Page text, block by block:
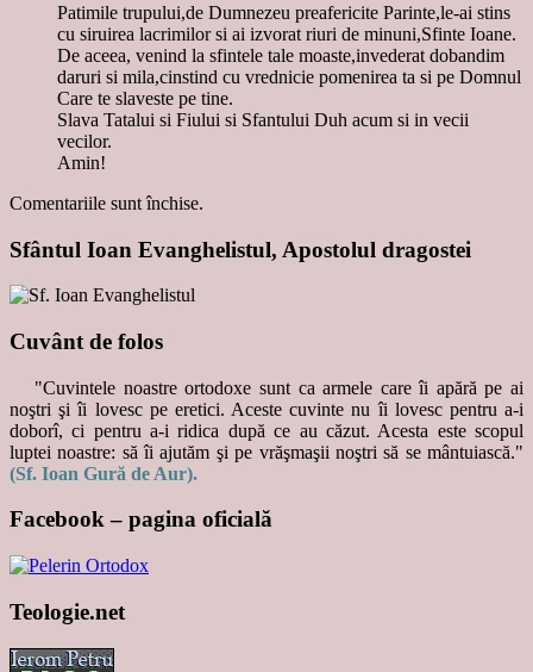
Patimile trupului,de Dumnezeu preafericite Parinte,le-ai stins
cu siruirea lacrimilor si ai izvorat riuri de minuni,Sfinte Ioane.
De aceea, venind la sfintele tale moaste,invederat dobandim
daruri si mila,cinstind cu vrednicie pomenirea ta si pe Domnul
Care te slaveste pe tine.
Slava Tatalui si Fiului si Sfantului Duh acum si in vecii
vecilor.
Amin!
Comentariile sunt închise.
Sfântul Ioan Evanghelistul, Apostolul dragostei
Cuvânt de folos
"Cuvintele noastre ortodoxe sunt ca armele care îi apără pe ai
noştri şi îi lovesc pe eretici. Aceste cuvinte nu îi lovesc pentru a-i
doborî, ci pentru a-i ridica după ce au căzut. Acesta este scopul
luptei noastre: să îi ajutăm şi pe vrăşmaşii noştri să se mântuiască."
(Sf. Ioan Gură de Aur).
Facebook – pagina oficială
Teologie.net